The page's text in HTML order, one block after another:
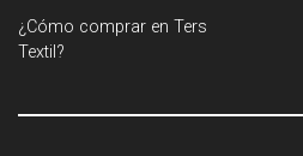
¿Cómo comprar en Ters
Textil?